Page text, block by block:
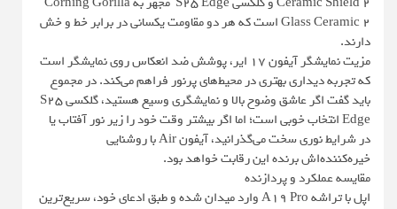
Glass Ceramic 2 است که هر دو مقاومت یکسانی در برابر خط و خش
دارند.
مزیت نمایشگر آیفون ۱۷ ایر، پوشش ضد انعکاس روی نمایشگر است
که تجربه دیداری بهتری در محیط‌های پرنور فراهم می‌کند. در مجموع
باید گفت اگر عاشق وضوح بالا و نمایشگری وسیع هستید، گلکسی S25
Edge انتخاب خوبی است؛ اما اگر بیشتر وقت خود را زیر نور آفتاب یا
در شرایط نوری سخت می‌گذرانید، آیفون Air با روشنایی
خیره‌کننده‌اش برنده این رقابت خواهد بود.
مقایسه عملکرد و پردازنده
اپل با تراشه A19 Pro وارد میدان شده و طبق ادعای خود، سریع‌ترین